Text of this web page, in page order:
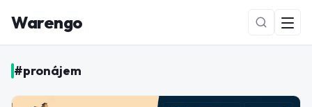
Warengo
#pronájem